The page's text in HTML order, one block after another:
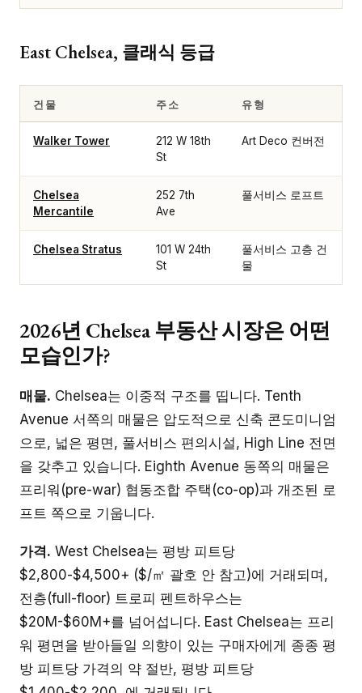
East Chelsea, 클래식 등급
건물 주소 유형
Walker Tower
212 W 18th
St
Art Deco 컨버전
Chelsea
Mercantile
252 7th
Ave
풀서비스 로프트
Chelsea Stratus
101 W 24th
St
풀서비스 고층 건
물
2026년 Chelsea 부동산 시장은 어떤
모습인가?
매물. Chelsea는 이중적 구조를 띱니다. Tenth
Avenue 서쪽의 매물은 압도적으로 신축 콘도미니엄
으로, 넓은 평면, 풀서비스 편의시설, High Line 전면
을 갖추고 있습니다. Eighth Avenue 동쪽의 매물은
프리워(pre-war) 협동조합 주택(co-op)과 개조된 로
프트 쪽으로 기웁니다.
가격. West Chelsea는 평방 피트당
$2,800-$4,500+ ($/㎡ 괄호 안 참고)에 거래되며,
전층(full-floor) 트로피 펜트하우스는
$20M-$60M+를 넘어섭니다. East Chelsea는 프리
워 평면을 받아들일 의향이 있는 구매자에게 종종 평
방 피트당 가격의 약 절반, 평방 피트당